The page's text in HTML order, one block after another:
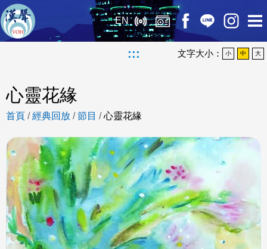
EN
::: 文字大小： 小 中 大
心靈花緣
首頁 /經典回放 /節目 /心靈花緣